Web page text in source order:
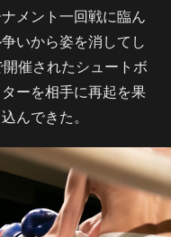
メント一回戦に臨ん
いから姿を消してし
催されたシュートボ
ーを相手に再起を果
んできた。